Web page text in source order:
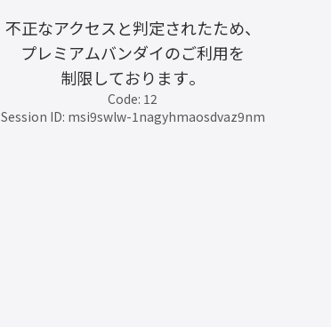
不正なアクセスと判定されたため、
プレミアムバンダイのご利用を
制限しております。
Code: 12
Session ID: msi9swlw-1nagyhmaosdvaz9nm